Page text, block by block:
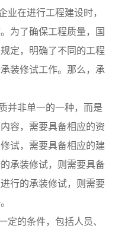
业在进行工程建设时，
为了确保工程质量，国
定，明确了不同的工程
装修试工作。那么，承
并非单一的一种，而是
容，需要具备相应的资
试，需要具备相应的建
承装修试，则需要具备
行的承装修试，则需要
定的条件，包括人员、